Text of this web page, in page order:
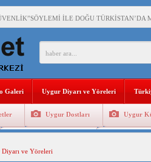
İLE DOĞU TÜRKİSTAN’DA
YAŞAYAN UYGURLARA
GENEL BAŞKANI AĞIRALİOĞLU :
TÜRKİSTAN’DAKİ UYGULAMALARI
KAYNAYAN YARAMIZ : ÇİN İŞGALİNDEKİ
Galeri Uygur Diyarı ve Yöreleri
Uygur Dostları Uygur
ve Yöreleri